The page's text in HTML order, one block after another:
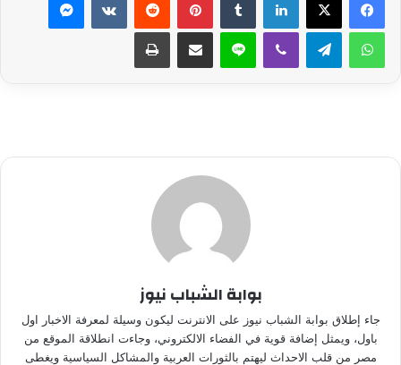
واتساب تيلقرام ڤايبر لاين مشاركة عبر البريد طباعة
بوابة الشباب نيوز
جاء إطلاق بوابة الشباب نيوز على الانترنت ليكون وسيلة لمعرفة الاخبار اول
باول، ويمثل إضافة قوية في الفضاء الالكتروني، وجاءت انطلاقة الموقع من
مصر من قلب الاحداث ليهتم بالثورات العربية والمشاكل السياسية ويغطى